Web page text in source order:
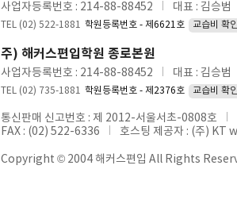
사업자등록번호 : 214-88-88452 대표 : 김승범
TEL (02) 522-1881 학원등록번호 - 제6621호 교습비 확
주) 해커스편입학원 종로본원
사업자등록번호 : 214-88-88452 대표 : 김승범
TEL (02) 735-1881 학원등록번호 - 제2376호 교습비 확
통신판매 신고번호 : 제 2012-서울서초-0808호
FAX : (02) 522-6336
호스팅 제공자 : (주)
Copyright © 2004 해커스편입 All Rights